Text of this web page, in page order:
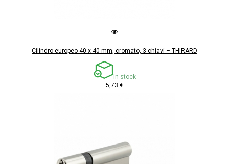
Cilindro europeo 40 x 40 mm, cromato, 3 chiavi – THIRARD
In stock
5,73 €